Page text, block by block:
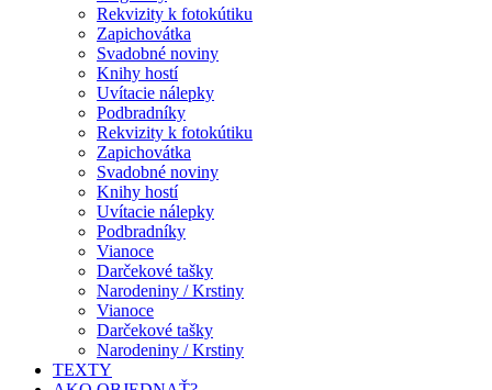
Rekvizity k fotokútiku
Zapichovátka
Svadobné noviny
Knihy hostí
Uvítacie nálepky
Podbradníky
Rekvizity k fotokútiku
Zapichovátka
Svadobné noviny
Knihy hostí
Uvítacie nálepky
Podbradníky
Vianoce
Darčekové tašky
Narodeniny / Krstiny
Vianoce
Darčekové tašky
Narodeniny / Krstiny
TEXTY